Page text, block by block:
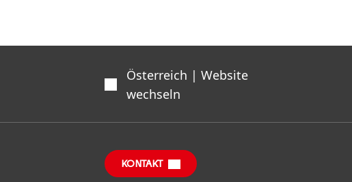
Österreich | Website
wechseln
KONTAKT